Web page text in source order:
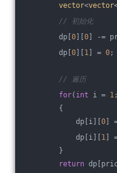
vector<vector
// 初始化
dp[ 0 0 ] -=
dp[ 0 1 ] = 0;
// 遍历
for( int i = 1
{
dp[i][ 0 ]
dp[i][ 1 ]
}
return